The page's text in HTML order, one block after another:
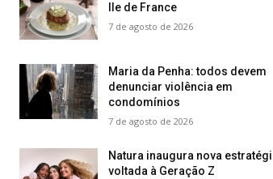
Ile de France
7 de agosto de 2026
Maria da Penha: todos devem
denunciar violência em
condomínios
7 de agosto de 2026
Natura inaugura nova
voltada à Geração Z